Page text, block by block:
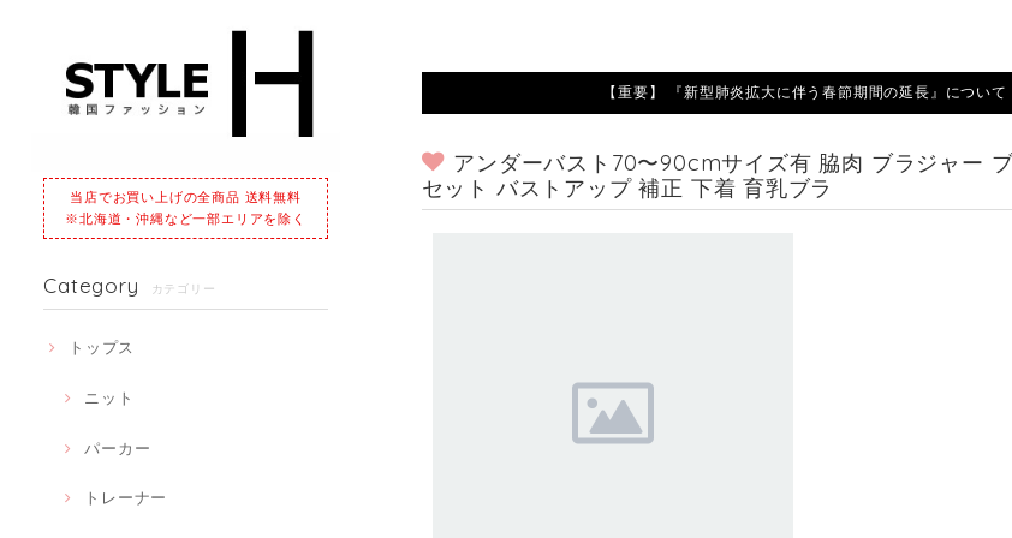
当店でお買い上げの全商品 送料無料
※北海道・沖縄など一部エリアを除く
Category カテゴリー
トップス
ニット
パーカー
トレーナー
【重要】 『新型肺炎拡大に伴う春節期間の延長』につい
アンダーバスト70〜90cmサイズ有 脇肉 ブラジャー
セット バストアップ 補正 下着 育乳ブラ